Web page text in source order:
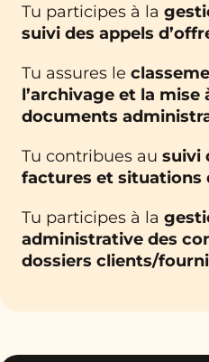
Tu participes à la
suivi des appels
Tu assures le
l’archivage et la mise
documents
Tu contribues au suivi
factures et situations
Tu participes à la
administrative des
dossiers clients/